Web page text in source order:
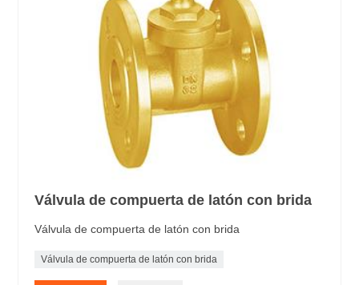
Válvula de compuerta de latón con brida
Válvula de compuerta de latón con brida
Válvula de compuerta de latón con brida